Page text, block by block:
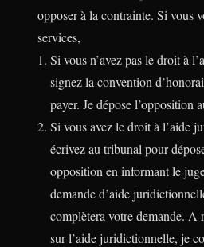
opposer à la contrainte. Si vous
services,
Si vous n’avez pas le droit à
signez la convention
payer. Je dépose l’opposition
Si vous avez le droit à l’aide
écrivez au tribunal pour
opposition en informant le
demande d’aide
complètera votre demande. A
sur l’aide juridictionnelle, je